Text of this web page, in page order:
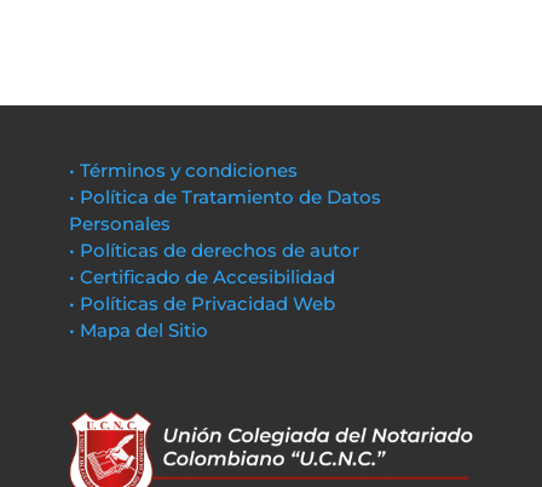
• Términos y condiciones
• Política de Tratamiento de Datos
Personales
• Políticas de derechos de autor
• Certificado de Accesibilidad
• Políticas de Privacidad Web
• Mapa del Sitio